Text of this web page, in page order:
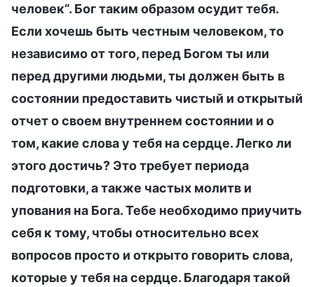
человек“. Бог таким образом осудит тебя.
Если хочешь быть честным человеком, то
независимо от того, перед Богом ты или
перед другими людьми, ты должен быть в
состоянии предоставить чистый и открытый
отчет о своем внутреннем состоянии и о
том, какие слова у тебя на сердце. Легко ли
этого достичь? Это требует периода
подготовки, а также частых молитв и
упования на Бога. Тебе необходимо приучить
себя к тому, чтобы относительно всех
вопросов просто и открыто говорить слова,
которые у тебя на сердце. Благодаря такой